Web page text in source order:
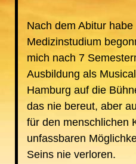
Nach dem Abitur habe
Medizinstudium
mich nach 7
Ausbildung als
Hamburg auf die
das nie bereut, aber
für den menschlichen
unfassbaren
Seins nie verloren.